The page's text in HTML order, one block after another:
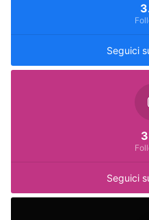
Seguici
Seguici